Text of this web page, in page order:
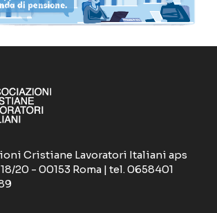
Cristiane Lavoratori Italiani aps
20 - 00153 Roma | tel. 0658401